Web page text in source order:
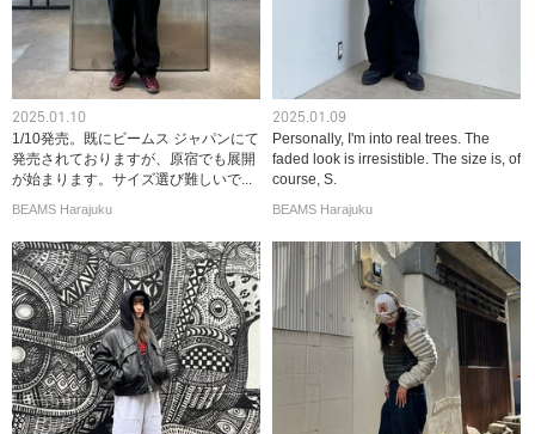
2025.01.10
1/10発売。既にビームス ジャパンにて
発売されておりますが、原宿でも展開
が始まります。サイズ選び難しいで...
BEAMS Harajuku
2025.01.09
Personally, I'm into real trees. The
faded look is irresistible. The size is, of
course, S.
BEAMS Harajuku